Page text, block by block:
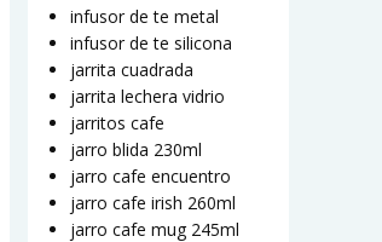
infusor de te metal
infusor de te silicona
jarrita cuadrada
jarrita lechera vidrio
jarritos cafe
jarro blida 230ml
jarro cafe encuentro
jarro cafe irish 260ml
jarro cafe mug 245ml